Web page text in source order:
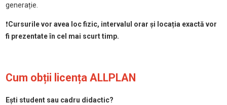
generație.
❗Cursurile vor avea loc fizic, intervalul orar și locația exactă vor
fi prezentate în cel mai scurt timp.
Cum obții licența ALLPLAN
Ești student sau cadru didactic?